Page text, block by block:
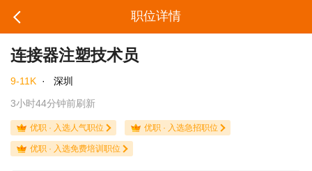
职位详情
连接器注塑技术员
9-11K ·
深圳
3小时44分钟前刷新
优职 · 入选人气职位 优职 · 入选急招职位
优职 · 入选免费培训职位